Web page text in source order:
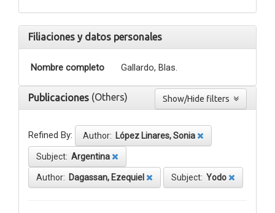
Filiaciones y datos personales
Nombre completo Gallardo, Blas.
Publicaciones (Others)
Refined By: Author: López Linares, Sonia
Subject: Argentina
Author: Dagassan, Ezequiel Subject: Yodo